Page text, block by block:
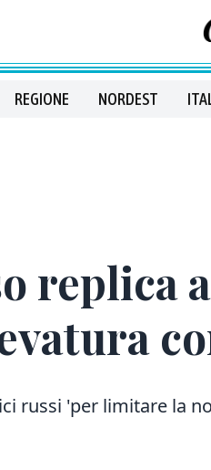
REGIONE NORDEST
replica
russi 'per limitare la